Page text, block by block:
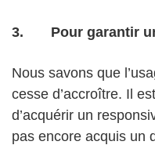
3. Pour garantir
Nous savons que
cesse d’accroître. Il
d’acquérir un
pas encore acquis un